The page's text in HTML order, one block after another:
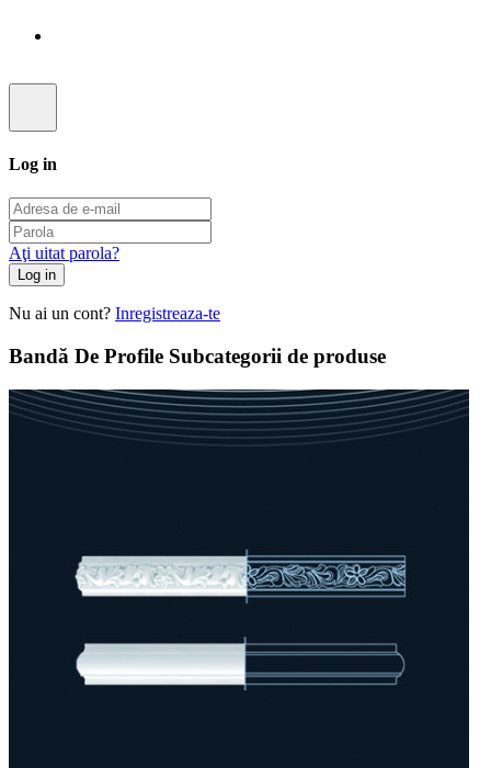
Log in
Aţi uitat parola?
Log in
Nu ai un cont? Inregistreaza-te
Bandă De Profile Subcategorii de produse